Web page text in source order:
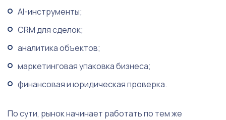
AI-инструменты;
CRM для сделок;
аналитика объектов;
маркетинговая упаковка бизнеса;
финансовая и юридическая проверка.
По сути, рынок начинает работать по тем же